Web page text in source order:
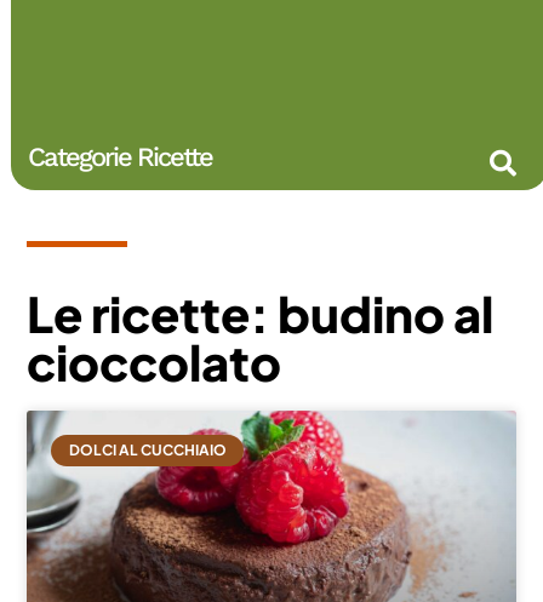
Categorie Ricette
Le ricette: budino al
cioccolato
DOLCI AL CUCCHIAIO